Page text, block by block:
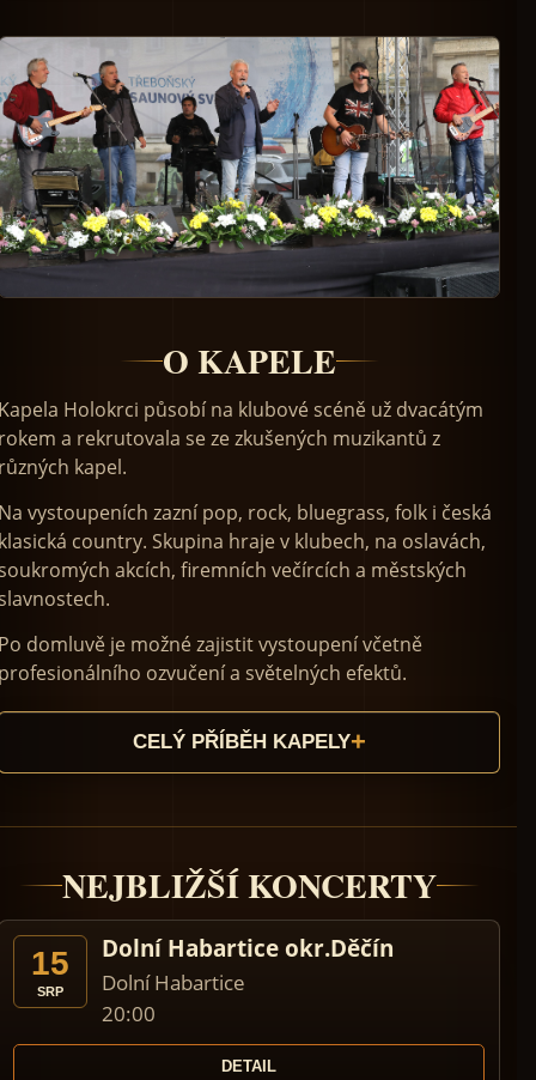
O KAPELE
Holokrci působí na klubové scéně už dvacátým
a rekrutovala se ze zkušených muzikantů z
kapel.
vystoupeních zazní pop, rock, bluegrass, folk i česká
country. Skupina hraje v klubech, na oslavách,
akcích, firemních večírcích a městských
domluvě je možné zajistit vystoupení včetně
ozvučení a světelných efektů.
CELÝ PŘÍBĚH KAPELY
NEJBLIŽŠÍ KONCERTY
15
SRP
Dolní Habartice okr.Děčín
Dolní Habartice
20:00
DETAIL